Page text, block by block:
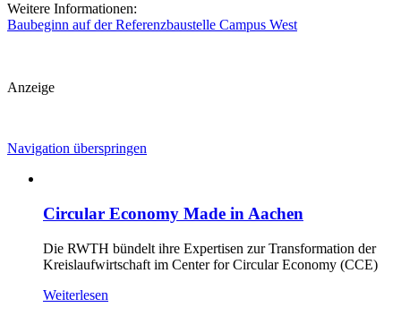
Weitere Informationen:
Baubeginn auf der Referenzbaustelle Campus West
Anzeige
Navigation überspringen
Circular Economy Made in Aachen
Die RWTH bündelt ihre Expertisen zur Transformation der
Kreislaufwirtschaft im Center for Circular Economy (CCE)
Weiterlesen